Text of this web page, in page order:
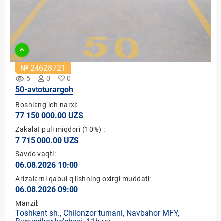
remove_red_eye 5 0 0
№ 24628721
50-avtoturargoh
Boshlang‘ich narxi:
77 150 000.00 UZS
Zakalat puli miqdori (10%) :
7 715 000.00 UZS
Savdo vaqti:
06.08.2026 10:00
Arizalarni qabul qilishning oxirgi muddati:
06.08.2026 09:00
Manzil:
Toshkent sh., Chilonzor tumani, Navbahor MFY,